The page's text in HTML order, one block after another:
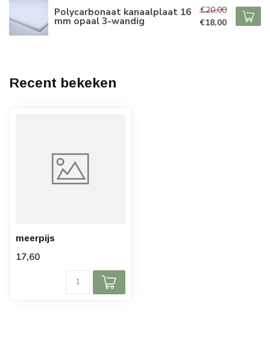
Polycarbonaat kanaalplaat 16
mm opaal 3-wandig
€20,00
€18,00
Recent bekeken
meerpijs
17,60